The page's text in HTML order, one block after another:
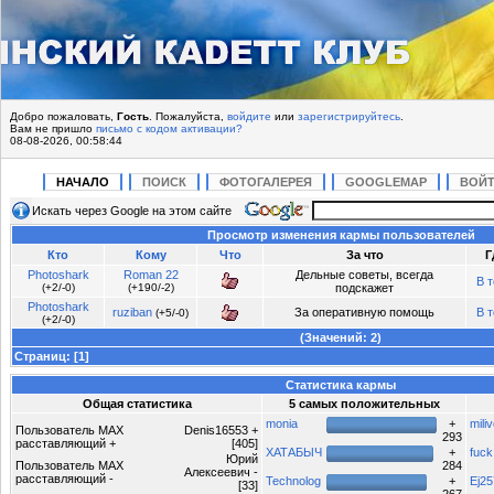
Добро пожаловать, Гость . Пожалуйста, войдите или зарегистрируйтесь
Вам не пришло письмо с кодом активации?
08-08-2026, 00:58:44
НАЧАЛО ПОИСК ФОТОГАЛЕРЕЯ GOOGLEMAP
Искать через Google на этом сайте
Просмотр изменения кармы пользователей
Кто
Кому Что За что
Photoshark
(+2/-0)
Roman 22
(+190/-2)
Дельные советы, всегда
подскажет
В
Photoshark
(+2/-0)
ruziban (+5/-0) За оперативную помощь
В
(Значений: 2)
Страниц: [1]
Статистика кармы
Общая статистика
5 самых положительных
Пользователь MAX
расставляющий +
Denis16553 +
[405]
Пользователь MAX
расставляющий -
Юрий
Алексеевич -
[33]
monia
+
293
ХАТАБЫЧ
+
284
Technolog
+